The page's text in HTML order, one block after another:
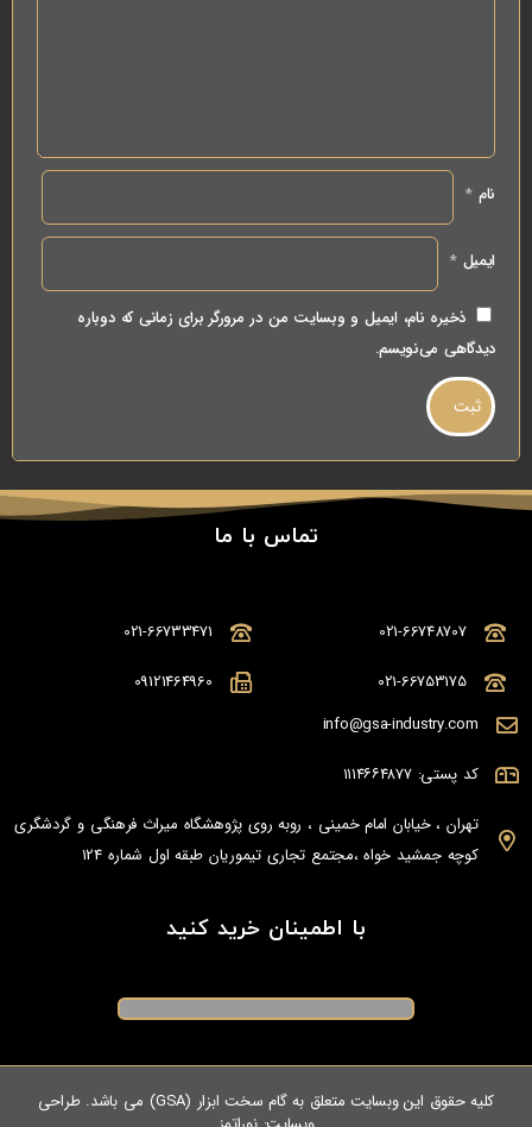
نام*
ایمیل*
ذخیره نام، ایمیل و وبسایت من در مرورگر برای زمانی که دوباره
دیدگاهی می‌نویسم.
تماس با ما
021-66748707
021-66753175
021-66733471
09121464960
info@gsa-industry.com
کد پستی: ۱۱۱۴۶۶۴۸۷۷
تهران ، خیابان امام خمینی ، روبه روی پژوهشگاه میراث فرهنگی و گردشگری
کوچه جمشید خواه ،مجتمع تجاری تیموریان طبقه اول شماره 124
با اطمینان خرید کنید
کلیه حقوق این وبسایت متعلق به گام سخت ابزار (GSA) می باشد. طراحی